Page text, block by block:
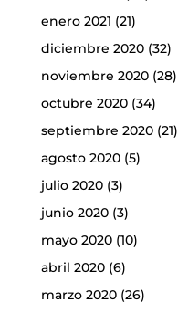
enero 2021 (21)
diciembre 2020(32)
noviembre 2020(28)
octubre 2020(34)
septiembre 2020(21)
agosto 2020(5)
julio 2020(3)
junio 2020(3)
mayo 2020(10)
abril 2020(6)
marzo 2020(26)